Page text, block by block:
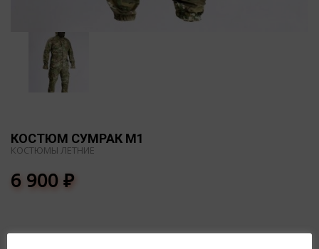
КОСТЮМ СУМРАК М1
КОСТЮМЫ ЛЕТНИЕ
6 900₽